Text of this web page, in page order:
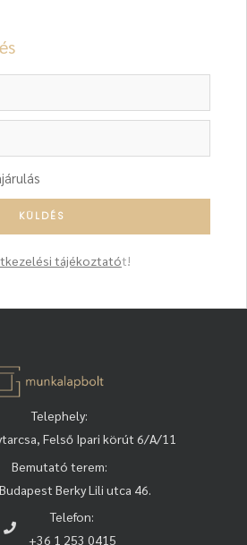
tájékoztatót!
Telephely:
Felső Ipari körút 6/A/11
Bemutató terem:
Berky Lili utca 46.
Telefon:
+36 1 253 0415